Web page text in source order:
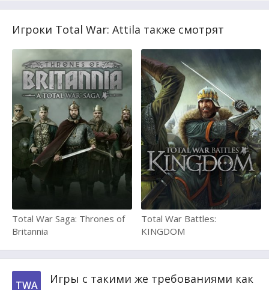
Игроки Total War: Attila также смотрят
Total War Saga: Thrones of
Britannia
Total War Battles:
KINGDOM
TWA
Игры с такими же требованиями как